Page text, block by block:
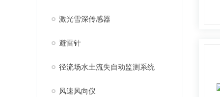
激光雪深传感器
避雷针
径流场水土流失自动监测系统
风速风向仪